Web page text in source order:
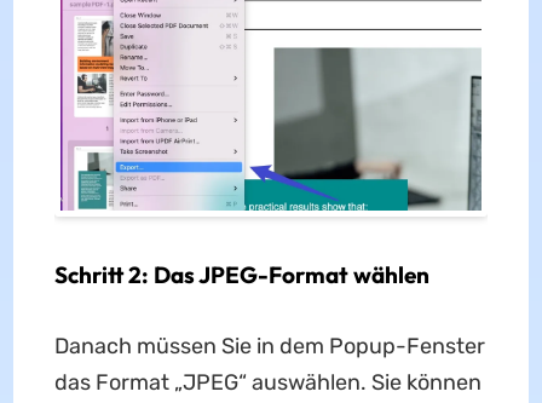
Schritt 2: Das JPEG-Format wählen
Danach müssen Sie in dem Popup-Fenster
das Format „JPEG“ auswählen. Sie können